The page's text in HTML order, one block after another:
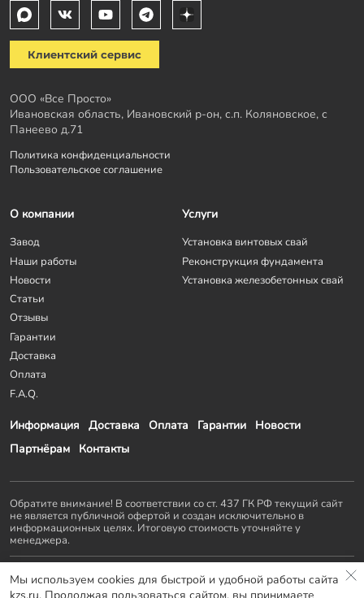
Клиентский сервис
ООО «Все Просто»
Ивановская область, Ивановский р-он, с.п. Коляновское, с
Панеево д.71
Политика конфиденциальности
Пользовательское соглашение
Информация Доставка Оплата Гарантии
Новости
Партнёрам
Контакты
О компании
Завод
Наши работы
Новости
Статьи
Отзывы
Гарантии
Доставка
Оплата
F.A.Q.
Услуги
Установка винтовых свай
Реконструкция фундамента
Установка железобетонных свай
Обратите внимание! В соответствии со ст. 437 ГК РФ текущий сайт
не является публичной офертой и создан исключительно в
информационных целях. Итоговую стоимость уточняйте у
менеджера.
Остальные проекты KZS GROUP
Домостроение
Заборы и ворота Септики Террасы
Мы используем cookies для быстрой и удобной работы сайта